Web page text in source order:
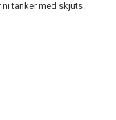
ni tänker med skjuts.